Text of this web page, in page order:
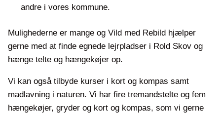
andre i vores kommune.
Mulighederne er mange og Vild med Rebild hjælper
gerne med at finde egnede lejrpladser i Rold Skov og
hænge telte og hængekøjer op.
Vi kan også tilbyde kurser i kort og kompas samt
madlavning i naturen. Vi har fire tremandstelte og fem
hængekøjer, gryder og kort og kompas, som vi gerne